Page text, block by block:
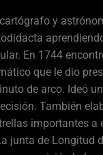
y
En 1744
que le dio
de arco. Ideó
También
importantes
junta de Longitud